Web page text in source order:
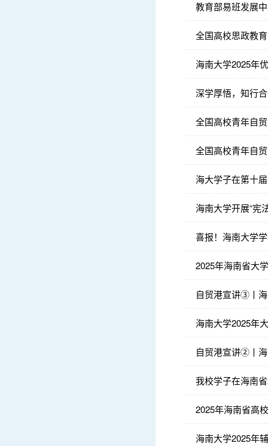
教育部易班发展
全国高校思政教
海南大学2025年
深学厚悟，知行
全国高校青年自
全国高校青年自
海大学子在第十
海南大学开展“宪
喜报！海南大学
2025年海南省大
自贸港宣讲③丨海
海南大学2025年
自贸港宣讲②丨海
我校学子在海南
2025年海南省高
海南大学2025年